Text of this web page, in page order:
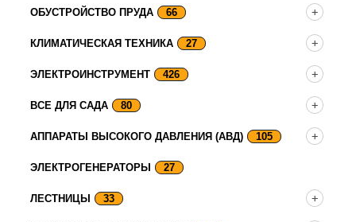
ОБУСТРОЙСТВО ПРУДА 66
КЛИМАТИЧЕСКАЯ ТЕХНИКА 27
ЭЛЕКТРОИНСТРУМЕНТ 426
ВСЕ ДЛЯ САДА 80
АППАРАТЫ ВЫСОКОГО ДАВЛЕНИЯ (АВД) 105
ЭЛЕКТРОГЕНЕРАТОРЫ 27
ЛЕСТНИЦЫ 33